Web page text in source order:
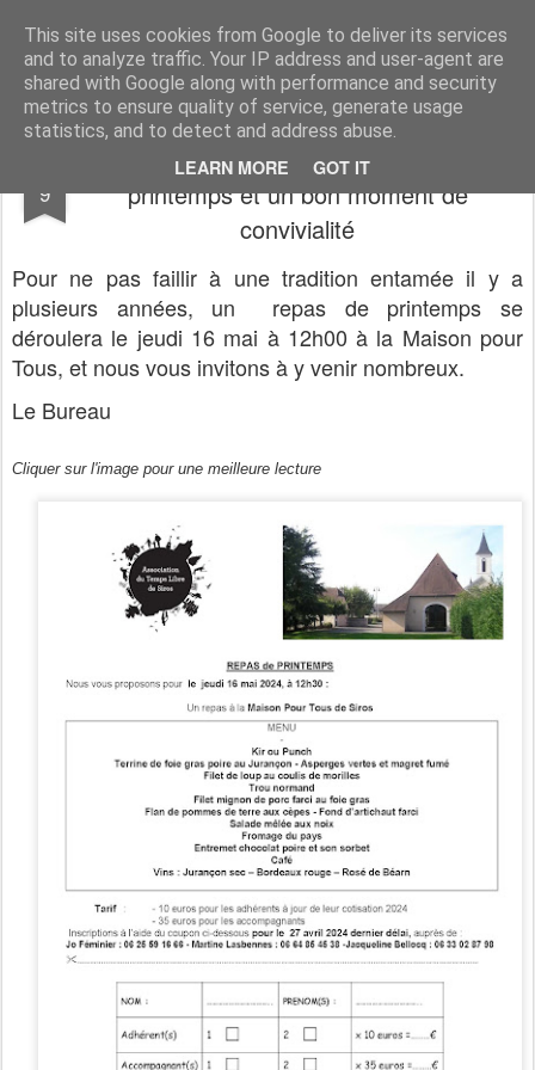
This site uses cookies from Google to deliver its services
and to analyze traffic. Your IP address and user-agent are
shared with Google along with performance and security
metrics to ensure quality of service, generate usage
statistics, and to detect and address abuse.
LEARN MORE GOT IT
Association du Temps Libre de Siros Association sportive et socio-culturelle
Pages
9
A vos agendas pour un repas de
printemps et un bon moment de
convivialité
Pour ne pas faillir à une tradition entamée il y a
plusieurs années, un repas de printemps se
déroulera le jeudi 16 mai à 12h00 à la Maison pour
Tous, et nous vous invitons à y venir nombreux.
Le Bureau
Cliquer sur l'image pour une meilleure lecture